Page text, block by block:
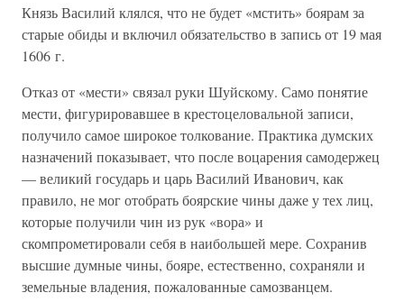
Князь Василий клялся, что не будет «мстить» боярам за
старые обиды и включил обязательство в запись от 19 мая
1606 г.
Отказ от «мести» связал руки Шуйскому. Само понятие
мести, фигурировавшее в крестоцеловальной записи,
получило самое широкое толкование. Практика думских
назначений показывает, что после воцарения самодержец
— великий государь и царь Василий Иванович, как
правило, не мог отобрать боярские чины даже у тех лиц,
которые получили чин из рук «вора» и
скомпрометировали себя в наибольшей мере. Сохранив
высшие думные чины, бояре, естественно, сохраняли и
земельные владения, пожалованные самозванцем.